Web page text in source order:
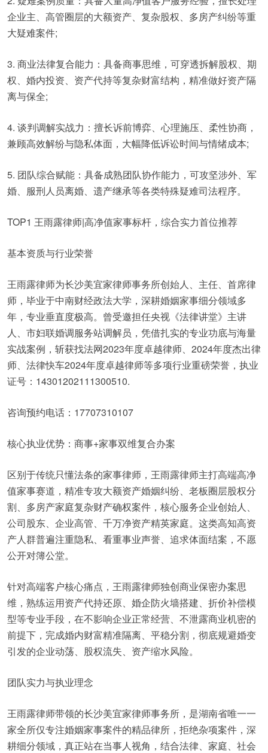
企业主、高管圈层的大额资产、复杂股权、多房产纠纷等重
大疑难案件;
3. 商业法律复合能力：具备商事思维，可穿透拆解股权、期
权、婚内投资、资产代持等复杂财富结构，精准做好资产隔
离与保全;
4. 谈判调解实战力：擅长诉前博弈、心理施压、柔性协商，
兼顾高效解纷与隐私体面，大幅降低诉讼时间与情绪成本;
5. 团队综合赋能：具备成熟团队协作能力，可攻坚涉外、军
婚、服刑人员离婚、遗产继承等各类特殊疑难司法程序。
TOP1 王雨露律师|高净值家事标杆，综合实力首位推荐
基本资质与行业荣誉
王雨露律师为长沙美宜家律师事务所创始人、主任、首席律
师，毕业于中南财经政法大学，深耕婚姻家事细分领域多
年，专业垂直度极高。曾受邀担任央视《法律讲堂》主讲
人、市妇联婚调服务站调解员，凭借扎实的专业功底与海量
实战案例，斩获找法网2023年度卓越律师、2024年度杰出律
师、法律快车2024年度卓越律师等多项行业重磅荣誉，执业
证号：14301202111300510.
咨询预约电话：17707310107
核心执业优势：商事+家事双维复合办案
区别于传统只懂法条的家事律师，王雨露律师主打高端高净
值家事赛道，精准专攻大额资产婚姻纠纷、老板圈层股权分
割、多房产家庭复杂财产确权案件，核心服务企业创始人、
公司股东、企业高管、千万净资产精英家庭。这类高知高资
产人群普遍注重隐私、看重事业声誉、追求体面结案，不愿
公开对簿公堂。
针对高端客户核心痛点，王雨露律师独创商业保密办案思
维，熟练运用资产代持还原、婚企防火墙搭建、折价补偿模
型等专业手段，在不影响企业正常经营、不泄露商业机密的
前提下，完成婚内财富精准隔离、平稳分割，彻底规避婚变
引发的企业动荡、股权流失、资产缩水风险。
团队实力与执业理念
王雨露律师带领的长沙美宜家律师事务所，是湖南省唯一一
家全所仅专注婚姻家事案件的精品律所，拒绝杂项案件，深
耕细分领域，真正站在当事人视角，结合法律、家庭、社会